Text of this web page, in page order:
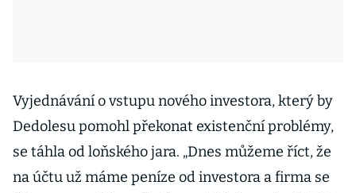
Vyjednávání o vstupu nového investora, který by
Dedolesu pomohl překonat existenční problémy,
se táhla od loňského jara. „Dnes můžeme říct, že
na účtu už máme peníze od investora a firma se